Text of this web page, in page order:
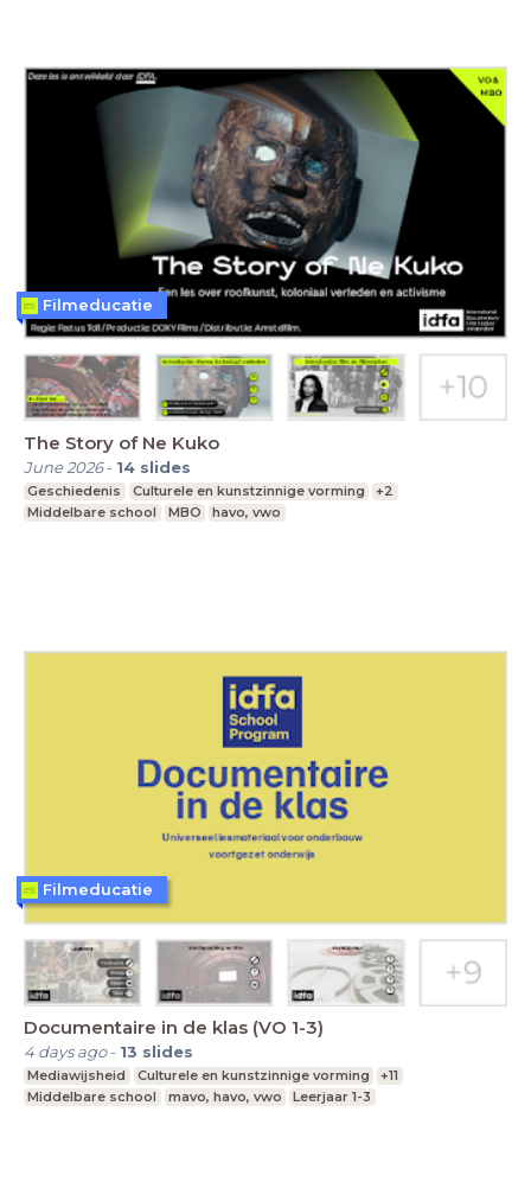
The Story of Ne Kuko
June 2026- 14 slides
Geschiedenis Culturele en kunstzinnige vorming
+2
Middelbare school
MBO havo, vwo
Filmeducatie
Documentaire in de klas (VO 1-3)
4 days ago- 13 slides
Mediawijsheid Culturele en kunstzinnige vorming
+11
Middelbare school
mavo, havo, vwo Leerjaar 1-3
Filmeducatie